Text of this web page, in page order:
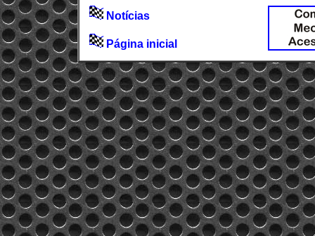
Notícias
Página inicial